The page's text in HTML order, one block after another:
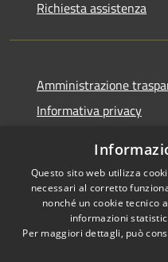
Richiesta assistenza
Amministrazione
Informativa privacy
Dichiarazione di
RSS
Questo sito web utilizza
necessari al corretto
nonché un cookie tecnico
informazioni
Per maggiori dettagli, può